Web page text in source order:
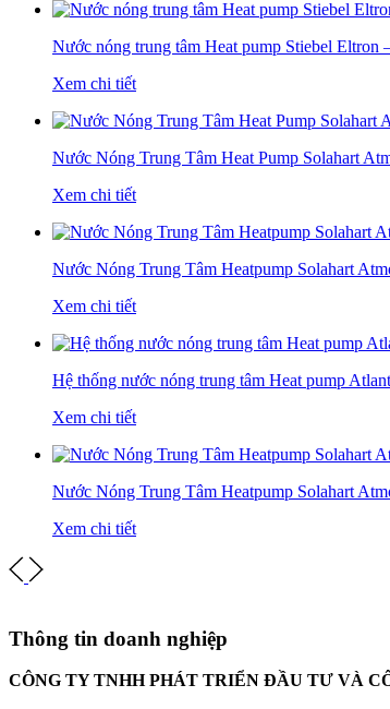
Nước nóng trung tâm Heat pump Stiebel
Xem chi tiết
Nước Nóng Trung Tâm Heat Pump Solahart
Xem chi tiết
Nước Nóng Trung Tâm Heatpump Solahart
Xem chi tiết
Hệ thống nước nóng trung tâm Heat pump
Xem chi tiết
Nước Nóng Trung Tâm Heatpump Solahart
Xem chi tiết
Thông tin doanh nghiệp
CÔNG TY TNHH PHÁT TRIỂN ĐẦU TƯ VÀ